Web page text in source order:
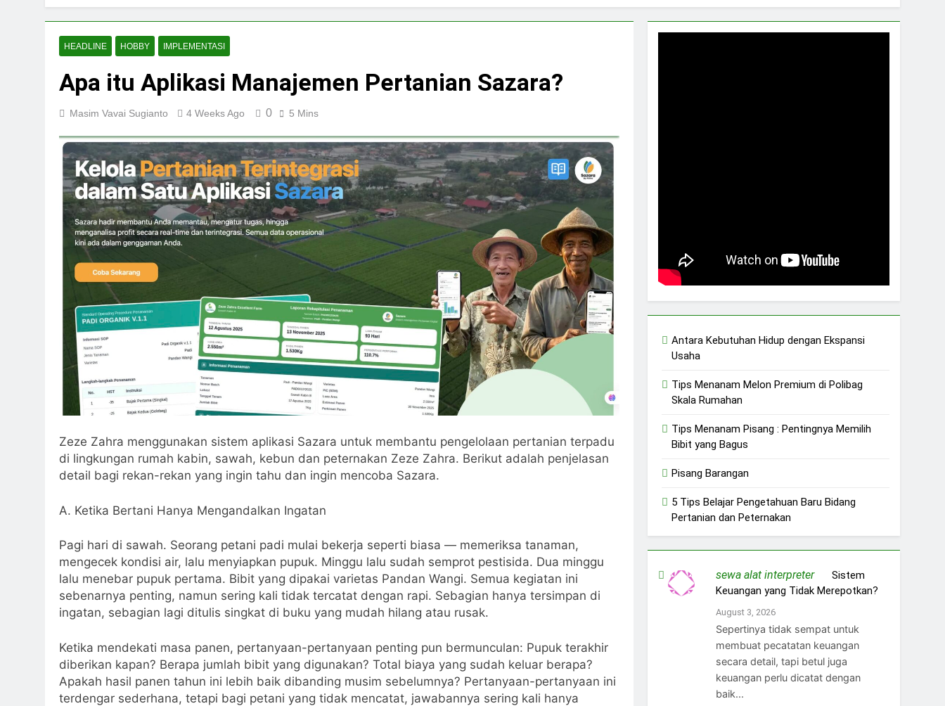
HEADLINE HOBBY IMPLEMENTASI
Apa itu Aplikasi Manajemen Pertanian Sazara?
Masim Vavai Sugianto 4 Weeks Ago 0 5 Mins
Zeze Zahra menggunakan sistem aplikasi Sazara untuk membantu pengelolaan pertanian terpadu
di lingkungan rumah kabin, sawah, kebun dan peternakan Zeze Zahra. Berikut adalah penjelasan
detail bagi rekan-rekan yang ingin tahu dan ingin mencoba Sazara.
A. Ketika Bertani Hanya Mengandalkan Ingatan
Pagi hari di sawah. Seorang petani padi mulai bekerja seperti biasa — memeriksa tanaman,
mengecek kondisi air, lalu menyiapkan pupuk. Minggu lalu sudah semprot pestisida. Dua minggu
lalu menebar pupuk pertama. Bibit yang dipakai varietas Pandan Wangi. Semua kegiatan ini
sebenarnya penting, namun sering kali tidak tercatat dengan rapi. Sebagian hanya tersimpan di
ingatan, sebagian lagi ditulis singkat di buku yang mudah hilang atau rusak.
Ketika mendekati masa panen, pertanyaan-pertanyaan penting pun bermunculan: Pupuk terakhir
diberikan kapan? Berapa jumlah bibit yang digunakan? Total biaya yang sudah keluar berapa?
Apakah hasil panen tahun ini lebih baik dibanding musim sebelumnya? Pertanyaan-pertanyaan ini
terdengar sederhana, tetapi bagi petani yang tidak mencatat, jawabannya sering kali hanya
Antara Kebutuhan Hidup dengan Ekspansi
Usaha
Tips Menanam Melon Premium di Polibag
Skala Rumahan
Tips Menanam Pisang : Pentingnya Memilih
Bibit yang Bagus
Pisang Barangan
5 Tips Belajar Pengetahuan Baru Bidang
Pertanian dan Peternakan
sewa alat interpreteron Sistem
Keuangan yang Tidak Merepotkan?
August 3, 2026
Sepertinya tidak sempat untuk
membuat pecatatan keuangan
secara detail, tapi betul juga
keuangan perlu dicatat dengan
baik...